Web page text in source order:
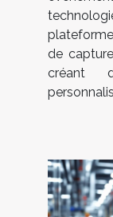
de
créant